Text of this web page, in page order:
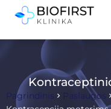
Pagrindinis Paslaugos